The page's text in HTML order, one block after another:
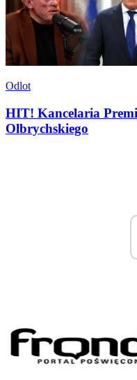
Odlot
HIT! Kancelaria
Olbrychskiego